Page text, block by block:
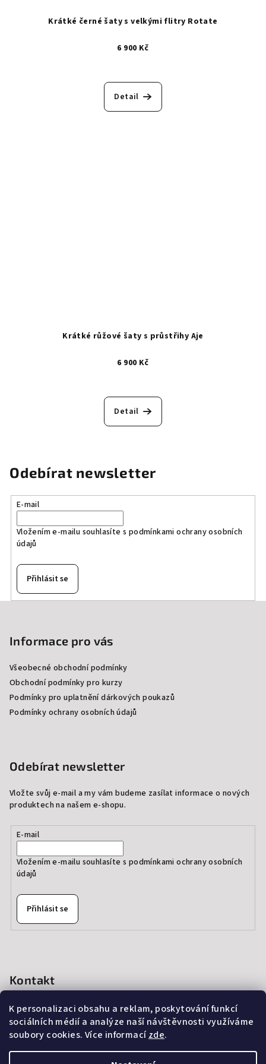
K personalizaci obsahu a reklam, poskytování funkcí
sociálních médií a analýze naší návštěvnosti využíváme
soubory cookies. Více informacízde.
Krátké černé šaty s velkými flitry Rotate
6 900 Kč
Detail
Krátké růžové šaty s průstřihy Aje
6 900 Kč
Detail
Odebírat newsletter
E-mail
Vložením e-mailu souhlasíte s podmínkami ochrany osobních
údajů
Přihlásit se
Informace pro vás
Všeobecné obchodní podmínky
Obchodní podmínky pro kurzy
Podmínky pro uplatnění dárkových poukazů
Podmínky ochrany osobních údajů
Odebírat newsletter
Vložte svůj e-mail a my vám budeme zasílat informace o nových
produktech na našem e-shopu.
E-mail
Vložením e-mailu souhlasíte s podmínkami ochrany osobních
údajů
Přihlásit se
Kontakt
info@thedressprague.com
+420 724 244 022